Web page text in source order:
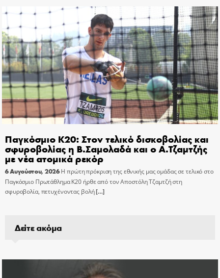
Παγκόσμιο Κ20: Στον τελικό δισκοβολίας και
σφυροβολίας η Β.Σαμολαδά και ο Α.Τζαμτζής
με νέα ατομικά ρεκόρ
6 Αυγούστου, 2026 Η πρώτη πρόκριση της εθνικής μας ομάδας σε τελικό στο
Παγκόσμιο Πρωτάθλημα Κ20 ήρθε από τον Αποστόλη Τζαμτζή στη
σφυροβολία, πετυχένοντας βολή[…]
Δείτε ακόμα